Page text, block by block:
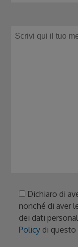
Dichiaro di
nonché di aver
dei dati
Policy di